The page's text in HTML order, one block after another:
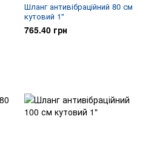
Шланг антивібраційний 80 см
кутовий 1"
765.40 грн